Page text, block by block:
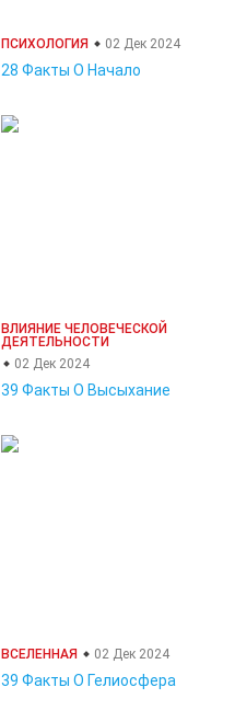
ПСИХОЛОГИЯ 02 Дек 2024
28 Факты О Начало
ВЛИЯНИЕ ЧЕЛОВЕЧЕСКОЙ
ДЕЯТЕЛЬНОСТИ
02 Дек 2024
39 Факты О Высыхание
ВСЕЛЕННАЯ 02 Дек 2024
39 Факты О Гелиосфера